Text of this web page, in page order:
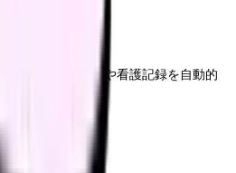
より、患者情報や看護記録を自動的
を行います。